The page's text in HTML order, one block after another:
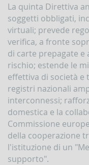
La quinta Direttiva
soggetti obbligati,
virtuali; prevede
verifica, a fronte
di carte prepagate
rischio; estende le
effettiva di società
registri nazionali
interconnessi;
domestica e la
Commissione
della cooperazione
l'istituzione di un
supporto".